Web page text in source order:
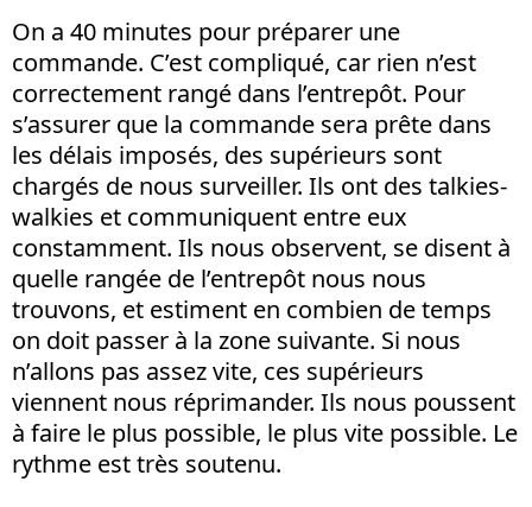
On a 40 minutes pour préparer une
commande. C’est compliqué, car rien n’est
correctement rangé dans l’entrepôt. Pour
s’assurer que la commande sera prête dans
les délais imposés, des supérieurs sont
chargés de nous surveiller. Ils ont des talkies-
walkies et communiquent entre eux
constamment. Ils nous observent, se disent à
quelle rangée de l’entrepôt nous nous
trouvons, et estiment en combien de temps
on doit passer à la zone suivante. Si nous
n’allons pas assez vite, ces supérieurs
viennent nous réprimander. Ils nous poussent
à faire le plus possible, le plus vite possible. Le
rythme est très soutenu.